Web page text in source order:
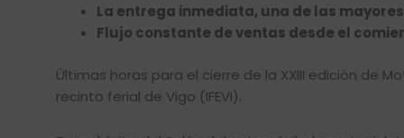
La entrega inmediata, una de las
Flujo constante de ventas desde el
Últimas horas para el cierre de la XXIII edición de
recinto ferial de Vigo (IFEVI).